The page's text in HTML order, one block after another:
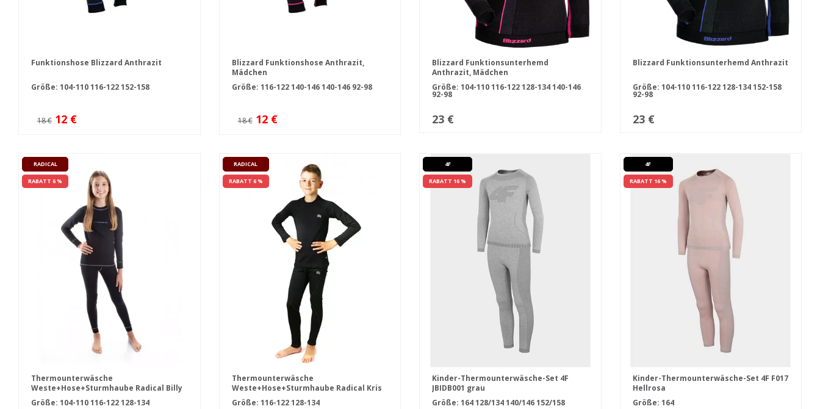
Funktionshose Blizzard Anthrazit
Größe: 104-110116-122152-158
18 € 12 €
Blizzard Funktionshose Anthrazit,
Mädchen
Größe: 116-122140-146140-146 92-98
18 € 12 €
Blizzard Funktionsunterhemd
Anthrazit, Mädchen
Größe: 104-110116-122128-134140-146
92-98
23 €
Blizzard Funktionsunterhemd Anthrazit
Größe: 104-110116-122128-134152-158
92-98
23 €
RADICAL
RABATT 6 %
Thermounterwäsche
Weste+Hose+Sturmhaube Radical Billy
schwarz
Größe: 104-110116-122128-134
RADICAL
RABATT 6 %
Thermounterwäsche
Weste+Hose+Sturmhaube Radical Kris
schwarz
Größe: 116-122128-134
4F
RABATT 16 %
Kinder-Thermounterwäsche-Set 4F
JBIDB001 grau
Größe: 164128/134140/146152/158
4F
RABATT 16 %
Kinder-Thermounterwäsche-Set 4F F017
Hellrosa
Größe: 164